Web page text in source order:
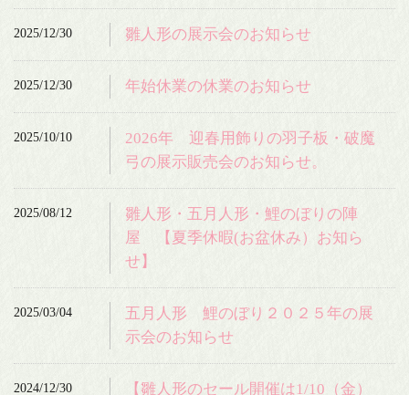
2025/12/30 雛人形の展示会のお知らせ
2025/12/30 年始休業の休業のお知らせ
2025/10/10
2026年 迎春用飾りの羽子板・破魔
弓の展示販売会のお知らせ。
2025/08/12
雛人形・五月人形・鯉のぼりの陣
屋 【夏季休暇(お盆休み）お知ら
せ】
2025/03/04
五月人形 鯉のぼり２０２５年の展
示会のお知らせ
2024/12/30
【雛人形のセール開催は1/10（金）